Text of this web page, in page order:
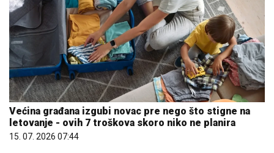
Većina građana izgubi novac pre nego što stigne na
letovanje - ovih 7 troškova skoro niko ne planira
15. 07. 2026 07:44